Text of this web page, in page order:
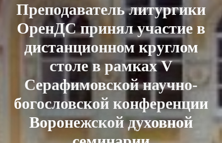
Преподаватель литургики
ОренДС принял участие в
дистанционном круглом
столе в рамках V
Серафимовской научно-
богословской конференции
Воронежской духовной